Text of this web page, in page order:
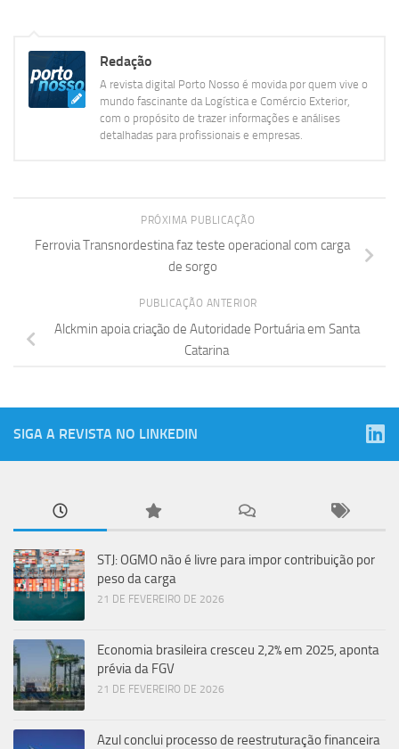
Redação
A revista digital Porto Nosso é movida por quem vive o
mundo fascinante da Logística e Comércio Exterior,
com o propósito de trazer informações e análises
detalhadas para profissionais e empresas.
PRÓXIMA PUBLICAÇÃO
Ferrovia Transnordestina faz teste operacional com carga
de sorgo
PUBLICAÇÃO ANTERIOR
Alckmin apoia criação de Autoridade Portuária em Santa
Catarina
SIGA A REVISTA NO LINKEDIN
STJ: OGMO não é livre para impor contribuição por
peso da carga
21 DE FEVEREIRO DE 2026
Economia brasileira cresceu 2,2% em 2025, aponta
prévia da FGV
21 DE FEVEREIRO DE 2026
Azul conclui processo de reestruturação financeira